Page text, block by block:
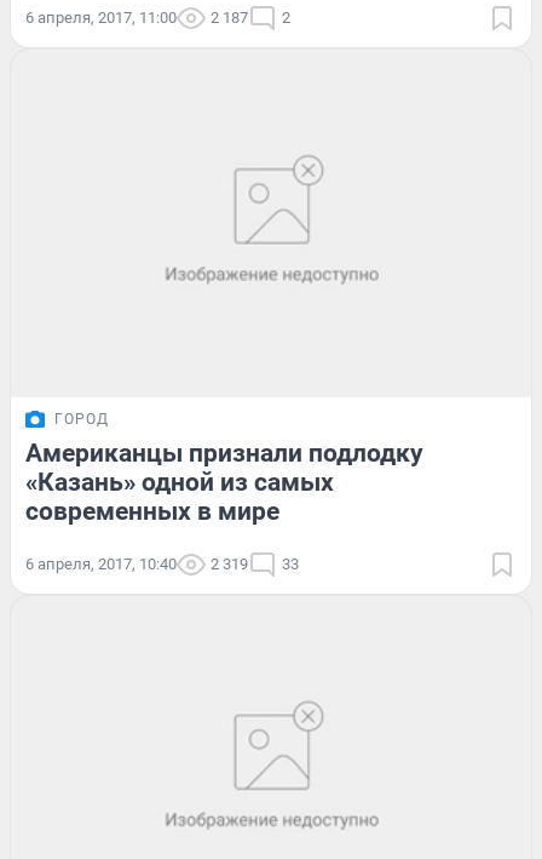
6 апреля, 2017, 11:00 2 187 2
ГОРОД
Американцы признали подлодку
«Казань» одной из самых
современных в мире
6 апреля, 2017, 10:40 2 319 33